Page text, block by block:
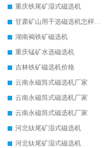
重庆铁尾矿湿式磁选机
甘肃矿山用干选磁选机怎样调磁
湖南褐铁矿磁选机
重庆锰矿水选磁选机
吉林铁矿磁选机价格
云南永磁筒式磁选机厂家
云南永磁筒式磁选机厂家
云南永磁筒式磁选机厂家
河北钛尾矿湿式磁选机
河北钛尾矿湿式磁选机